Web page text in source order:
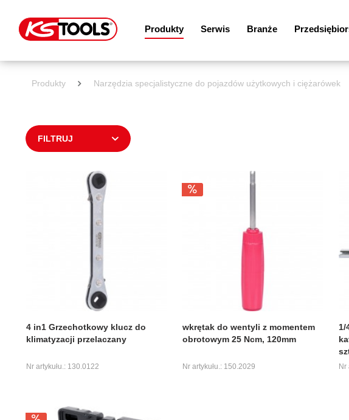
Produkty Serwis Branże
Produkty Narzędzia specjalistyczne do pojazdów użytkowych i ciężarówek
FILTRUJ
4 in1 Grzechotkowy klucz do
klimatyzacji przelaczany
Nr artykułu.: 130.0122
wkrętak do wentyli z momentem
obrotowym 25 Ncm, 120mm
Nr artykułu.: 150.2029
1/
Nr